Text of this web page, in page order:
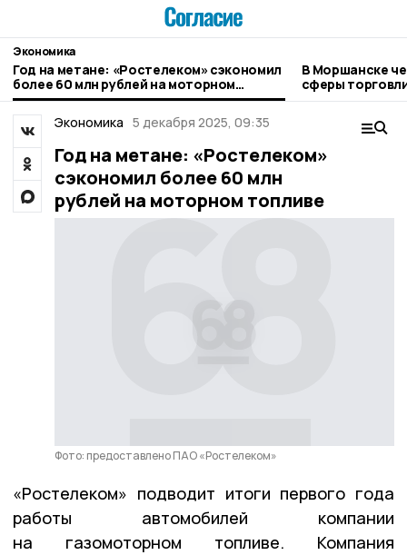
Экономика
Год на метане: «Ростелеком» сэкономил
более 60 млн рублей на моторном
топливе
В Моршанске
сферы
Экономика 5 декабря 2025, 09:35
Год на метане: «Ростелеком»
сэкономил более 60 млн
рублей на моторном топливе
Фото: предоставлено ПАО «Ростелеком»
«Ростелеком» подводит итоги первого года
работы автомобилей компании
на газомоторном топливе. Компания